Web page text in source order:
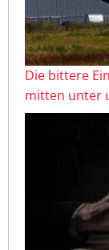
Die bittere
mitten unter